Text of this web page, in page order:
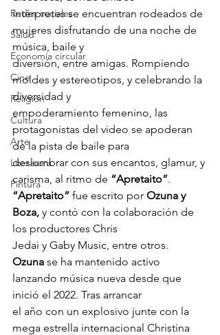
Redes sociales
Salud
Economía circular
Cine
Religión
Cultura
Arte
Literatura
Pintura
intérpretes se encuentran rodeados de
mujeres disfrutando de una noche de
música, baile y
diversión, entre amigas. Rompiendo
moldes y estereotipos, y celebrando la
diversidad y
empoderamiento femenino, las
protagonistas del video se apoderan
de la pista de baile para
deslumbrar con sus encantos, glamur, y
carisma, al ritmo de “Apretaito”.
“Apretaito” fue escrito por Ozuna y
Boza, y contó con la colaboración de
los productores Chris
Jedai y Gaby Music, entre otros.
Ozuna se ha mantenido activo
lanzando música nueva desde que
inició el 2022. Tras arrancar
el año con un explosivo junte con la
mega estrella internacional Christina